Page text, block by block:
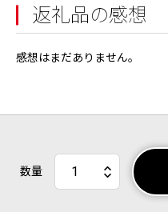
返礼品の感想
感想はまだありません。
数量